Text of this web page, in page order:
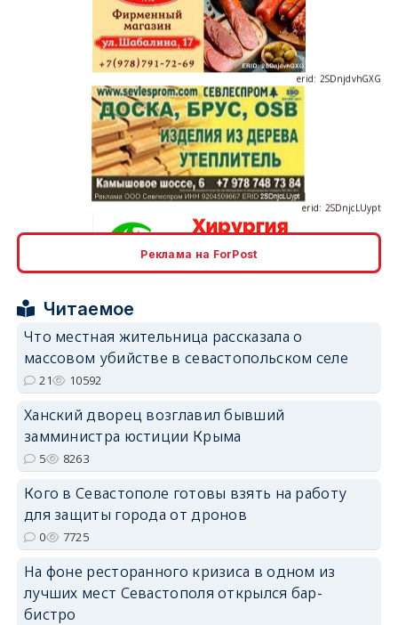
erid: 2SDnjdvhGXG
Реклама на ForPost
Читаемое
Что местная жительница рассказала о
массовом убийстве в севастопольском селе
21 10592
Ханский дворец возглавил бывший
замминистра юстиции Крыма
5 8263
Кого в Севастополе готовы взять на работу
для защиты города от дронов
0 7725
На фоне ресторанного кризиса в одном из
лучших мест Севастополя открылся бар-
бистро